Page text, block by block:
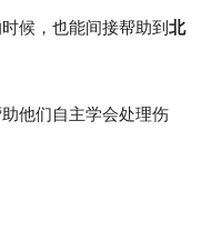
候，也能间接帮助到 北
他们自主学会处理伤